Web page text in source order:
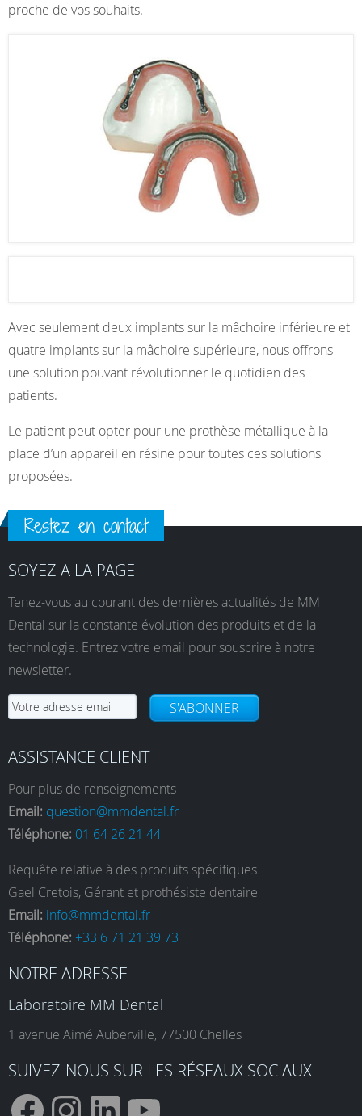
proche de vos souhaits.
Avec seulement deux implants sur la mâchoire inférieure et
quatre implants sur la mâchoire supérieure, nous offrons
une solution pouvant révolutionner le quotidien des
patients.
Le patient peut opter pour une prothèse métallique à la
place d’un appareil en résine pour toutes ces solutions
proposées.
Restez en contact
SOYEZ A LA PAGE
Tenez-vous au courant des dernières actualités de MM
Dental sur la constante évolution des produits et de la
technologie. Entrez votre email pour souscrire à notre
newsletter.
S'ABONNER
ASSISTANCE CLIENT
Pour plus de renseignements
Email: question@mmdental.fr
Téléphone: 01 64 26 21 44
Requête relative à des produits spécifiques
Gael Cretois, Gérant et prothésiste dentaire
Email: info@mmdental.fr
Téléphone: +33 6 71 21 39 73
NOTRE ADRESSE
Laboratoire MM Dental
1 avenue Aimé Auberville, 77500 Chelles
SUIVEZ-NOUS SUR LES RÉSEAUX SOCIAUX